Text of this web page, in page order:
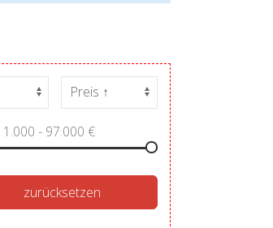
1.000 - 97.000 €
zurücksetzen